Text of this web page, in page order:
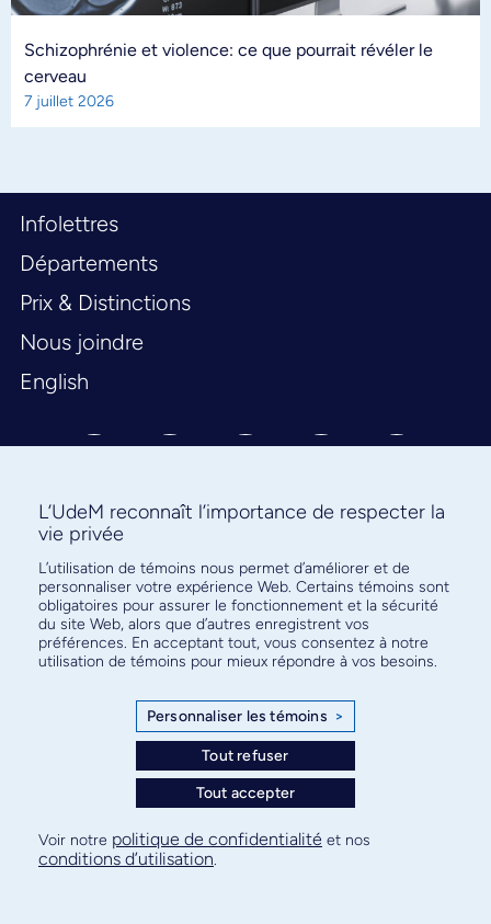
Schizophrénie et violence: ce que pourrait révéler le
cerveau
7 juillet 2026
Infolettres
Départements
Prix & Distinctions
Nous joindre
English
Abonnez-vous à notre infolettre
pour connaître l’actualité facultaire
Plan de site
Confidentialité
L’UdeM reconnaît l’importance de respecter la
vie privée
L’utilisation de témoins nous permet d’améliorer et de
personnaliser votre expérience Web. Certains témoins sont
obligatoires pour assurer le fonctionnement et la sécurité
du site Web, alors que d’autres enregistrent vos
préférences. En acceptant tout, vous consentez à notre
utilisation de témoins pour mieux répondre à vos besoins.
Personnaliser les témoins >
Tout refuser
Tout accepter
Voir notre politique de confidentialité et nos
conditions d’utilisation.